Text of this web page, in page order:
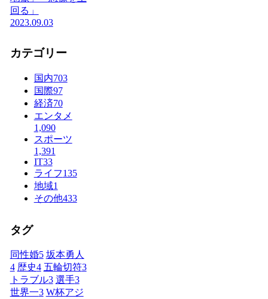
回る」
2023.09.03
カテゴリー
国内703
国際97
経済70
エンタメ
1,090
スポーツ
1,391
IT33
ライフ135
地域1
その他433
タグ
同性婚5 坂本勇人
4 歴史4 五輪切符3
トラブル3 選手3
世界一3 W杯アジ